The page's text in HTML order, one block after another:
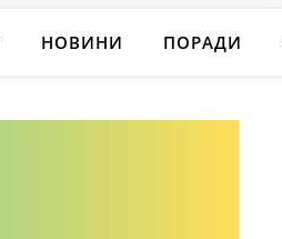
НОВИНИ ПОРАДИ